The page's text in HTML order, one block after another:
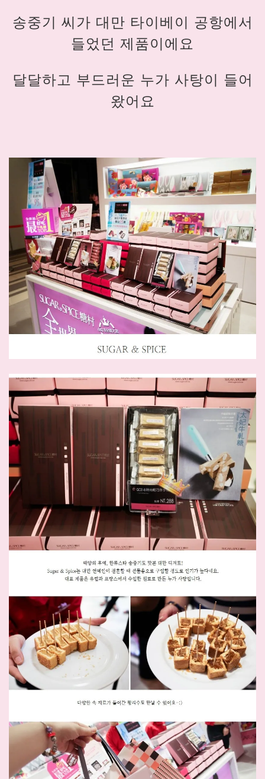
송중기 씨가 대만 타이베이 공항에서
들었던 제품이에요
달달하고 부드러운 누가 사탕이 들어
왔어요